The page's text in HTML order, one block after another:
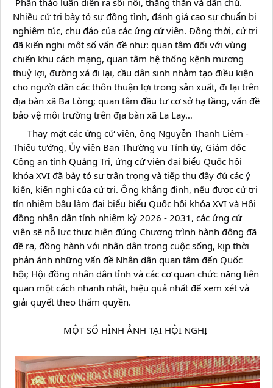
Nhiều cử tri bày tỏ sự đồng tình, đánh giá cao sự chuẩn bị
nghiêm túc, chu đáo của các ứng cử viên. Đồng thời, cử tri
đã kiến nghị một số vấn đề như: quan tâm đối với vùng
chiến khu cách mạng, quan tâm hệ thống kệnh mương
thuỷ lợi, đường xá đi lại, cầu dân sinh nhằm tạo điều kiện
cho người dân các thôn thuận lợi trong sản xuất, đi lại trên
địa bàn xã Ba Lòng; quan tâm đầu tư cơ sở hạ tầng, vấn đề
bảo vệ môi trường trên địa bàn xã La Lay…
Thiếu tướng, Ủy viên Ban Thường vụ Tỉnh ủy, Giám đốc
Công an tỉnh Quảng Trị, ứng cử viên đại biểu Quốc hội
khóa XVI đã bày tỏ sự trân trọng và tiếp thu đầy đủ các ý
kiến, kiến nghị của cử tri. Ông khẳng định, nếu được cử tri
tín nhiệm bầu làm đại biểu biểu Quốc hội khóa XVI và Hội
đồng nhân dân tỉnh nhiệm kỳ 2026 - 2031, các ứng cử
viên sẽ nỗ lực thực hiện đúng Chương trình hành động đã
đề ra, đồng hành với nhân dân trong cuộc sống, kịp thời
phản ánh những vấn đề Nhân dân quan tâm đến Quốc
hội; Hội đồng nhân dân tỉnh và các cơ quan chức năng liên
quan một cách nhanh nhât, hiệu quả nhất để xem xét và
giải quyết theo thẩm quyền.
MỘT SỐ HÌNH ẢNH TẠI HỘI NGHỊ